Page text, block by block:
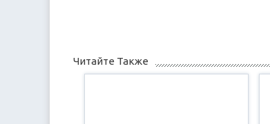
Читайте Также